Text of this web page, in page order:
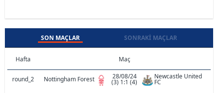
SON MAÇLAR SONRAKI MAÇLAR
Hafta Maç
round_2 Nottingham Forest 28/08/24
(3) 1:1 (4)
Newcastle United
FC